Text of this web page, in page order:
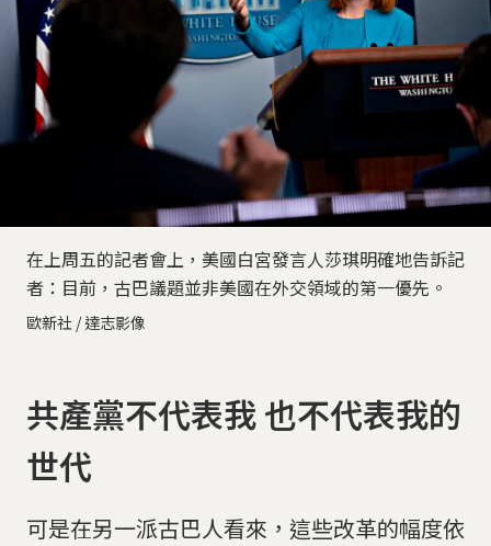
在上周五的記者會上，美國白宮發言人莎琪明確地告訴記
者：目前，古巴議題並非美國在外交領域的第一優先。
歐新社 / 達志影像
共產黨不代表我 也不代表我的
世代
可是在另一派古巴人看來，這些改革的幅度依